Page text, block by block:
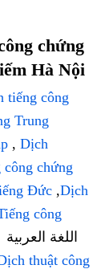
chứng
Hà Nội
tiếng công
Trung
, Dịch
chứng
Đức ,Dịch
công
thuật công